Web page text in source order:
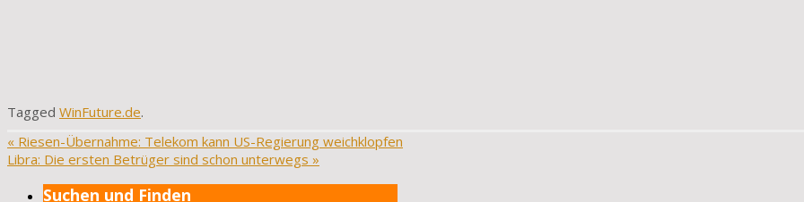
Tagged WinFuture.de.
« Riesen-Übernahme: Telekom kann US-Regierung weichklopfen
Libra: Die ersten Betrüger sind schon unterwegs »
Suchen und Finden